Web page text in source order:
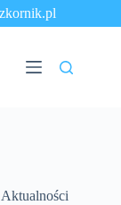
Aktualności